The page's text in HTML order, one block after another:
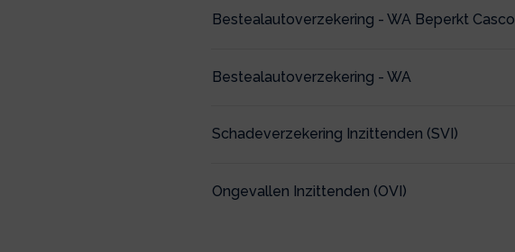
Bestealautoverzekering - WA Beperkt Casco
Bestealautoverzekering - WA
Schadeverzekering Inzittenden (SVI)
Ongevallen Inzittenden (OVI)